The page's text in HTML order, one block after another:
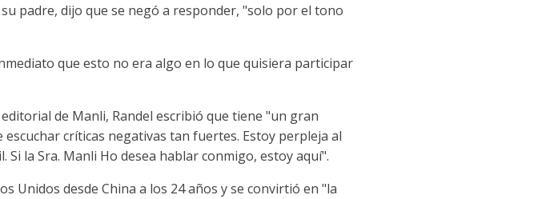
padre, dijo que se negó a responder, "solo por el tono
que esto no era algo en lo que quisiera participar
de Manli, Randel escribió que tiene "un gran
críticas negativas tan fuertes. Estoy perpleja al
la Sra. Manli Ho desea hablar conmigo, estoy aquí".
Unidos desde China a los 24 años y se convirtió en "la